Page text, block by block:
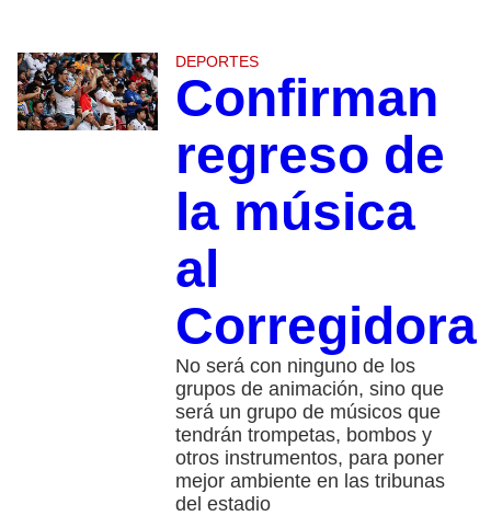
DEPORTES
Confirman
regreso de
la música
al
Corregidora
No será con ninguno de los
grupos de animación, sino que
será un grupo de músicos que
tendrán trompetas, bombos y
otros instrumentos, para poner
mejor ambiente en las tribunas
del estadio